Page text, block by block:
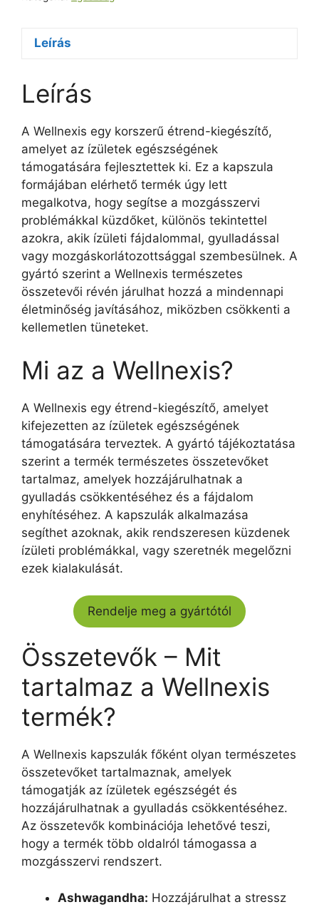
Leírás
Leírás
A Wellnexis egy korszerű étrend-kiegészítő,
amelyet az ízületek egészségének
támogatására fejlesztettek ki. Ez a kapszula
formájában elérhető termék úgy lett
megalkotva, hogy segítse a mozgásszervi
problémákkal küzdőket, különös tekintettel
azokra, akik ízületi fájdalommal, gyulladással
vagy mozgáskorlátozottsággal szembesülnek. A
gyártó szerint a Wellnexis természetes
összetevői révén járulhat hozzá a mindennapi
életminőség javításához, miközben csökkenti a
kellemetlen tüneteket.
Mi az a Wellnexis?
A Wellnexis egy étrend-kiegészítő, amelyet
kifejezetten az ízületek egészségének
támogatására terveztek. A gyártó tájékoztatása
szerint a termék természetes összetevőket
tartalmaz, amelyek hozzájárulhatnak a
gyulladás csökkentéséhez és a fájdalom
enyhítéséhez. A kapszulák alkalmazása
segíthet azoknak, akik rendszeresen küzdenek
ízületi problémákkal, vagy szeretnék megelőzni
ezek kialakulását.
Rendelje meg a gyártótól
Összetevők – Mit
tartalmaz a Wellnexis
termék?
A Wellnexis kapszulák főként olyan természetes
összetevőket tartalmaznak, amelyek
támogatják az ízületek egészségét és
hozzájárulhatnak a gyulladás csökkentéséhez.
Az összetevők kombinációja lehetővé teszi,
hogy a termék több oldalról támogassa a
mozgásszervi rendszert.
Ashwagandha: Hozzájárulhat a stressz